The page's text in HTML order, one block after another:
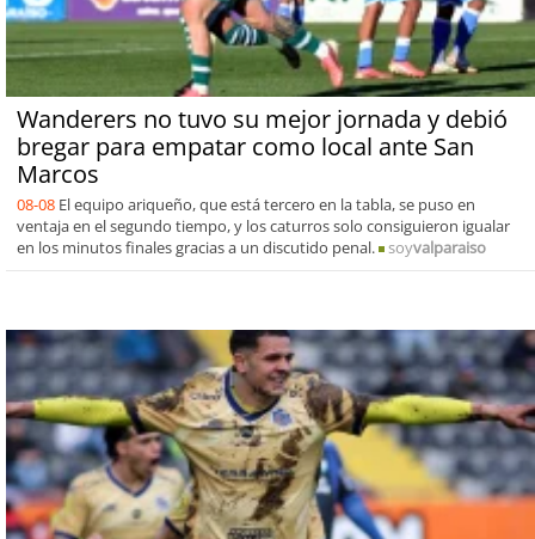
Wanderers no tuvo su mejor jornada y debió
bregar para empatar como local ante San
Marcos
08-08 El equipo ariqueño, que está tercero en la tabla, se puso en
ventaja en el segundo tiempo, y los caturros solo consiguieron igualar
en los minutos finales gracias a un discutido penal.
soyvalparaiso